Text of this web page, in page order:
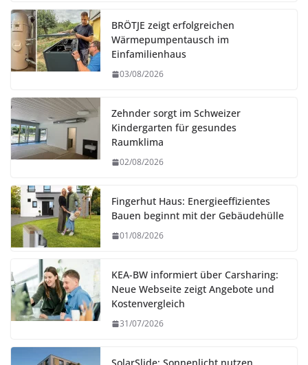
BRÖTJE zeigt erfolgreichen
Wärmepumpentausch im
Einfamilienhaus
03/08/2026
Zehnder sorgt im Schweizer
Kindergarten für gesundes
Raumklima
02/08/2026
Fingerhut Haus: Energieeffizientes
Bauen beginnt mit der Gebäudehülle
01/08/2026
KEA-BW informiert über Carsharing:
Neue Webseite zeigt Angebote und
Kostenvergleich
31/07/2026